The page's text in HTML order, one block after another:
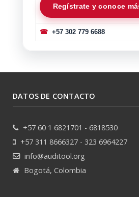
Regístrate y conoce
☎+57 302 779 6688
DATOS DE CONTACTO
+57 60 1 6821701 - 6818530
+57 311 8666327 - 323 6964227
info@auditool.org
Bogotá, Colombia